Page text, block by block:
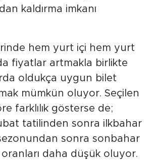
kaldırma imkanı
hem yurt içi hem yurt
fiyatlar artmakla birlikte
oldukça uygun bilet
mümkün oluyor. Seçilen
farklılık gösterse de;
tatilinden sonra ilkbahar
sonra sonbahar
daha düşük oluyor.